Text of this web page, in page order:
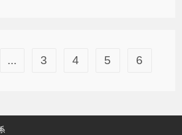
... 3 4 5 6